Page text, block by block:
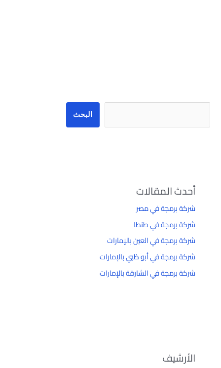
البحث
أحدث المقالات
شركة برمجة في مصر
شركة برمجة في طنطا
شركة برمجة في العين بالإمارات
شركة برمجة في أبو ظبي بالإمارات
شركة برمجة في الشارقة بالإمارات
الأرشيف